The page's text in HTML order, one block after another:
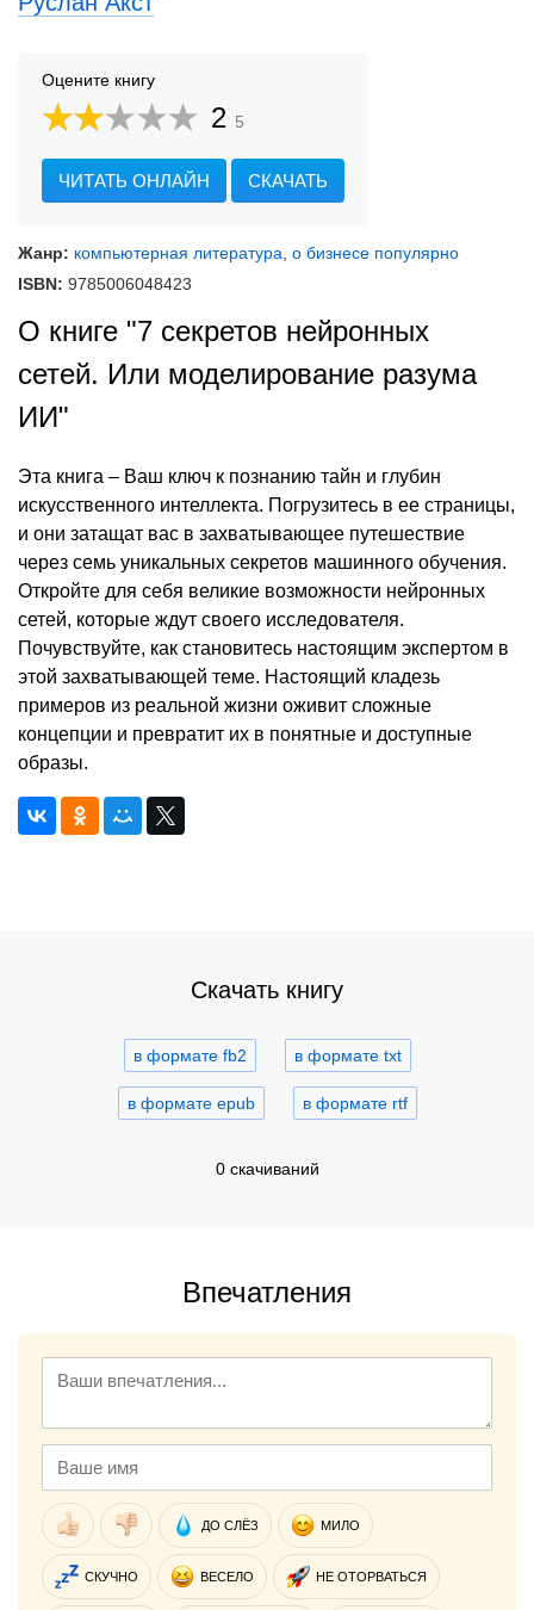
Оцените книгу
2 5
ЧИТАТЬ ОНЛАЙН СКАЧАТЬ
Жанр: компьютерная литература о бизнесе популярно
ISBN: 9785006048423
О книге "7 секретов нейронных
сетей. Или моделирование разума
ИИ"
Эта книга – Ваш ключ к познанию тайн и глубин
искусственного интеллекта. Погрузитесь в ее страницы,
и они затащат вас в захватывающее путешествие
через семь уникальных секретов машинного обучения.
Откройте для себя великие возможности нейронных
сетей, которые ждут своего исследователя.
Почувствуйте, как становитесь настоящим экспертом в
этой захватывающей теме. Настоящий кладезь
примеров из реальной жизни оживит сложные
концепции и превратит их в понятные и доступные
образы.
Скачать книгу
в формате fb2 в формате txt
в формате epub в формате rtf
0 скачиваний
Впечатления
ДО СЛЁЗ МИЛО
СКУЧНО ВЕСЕЛО НЕ ОТОРВАТЬСЯ